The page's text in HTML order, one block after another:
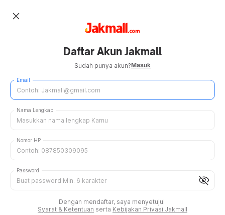
close
Daftar Akun Jakmall
Sudah punya akun?Masuk
Email
Nama Lengkap
Nomor HP
visibility_off
Password
Dengan mendaftar, saya menyetujui
Syarat & Ketentuan serta Kebijakan Privasi Jakmall